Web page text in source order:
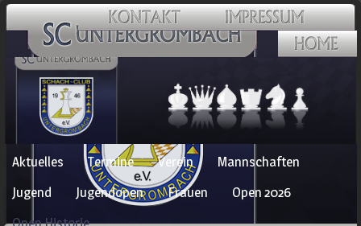
Navigation
überspringen
Aktuelles Termine Verein
Mannschaften
Jugend
Jugendopen Frauen
Open 2026